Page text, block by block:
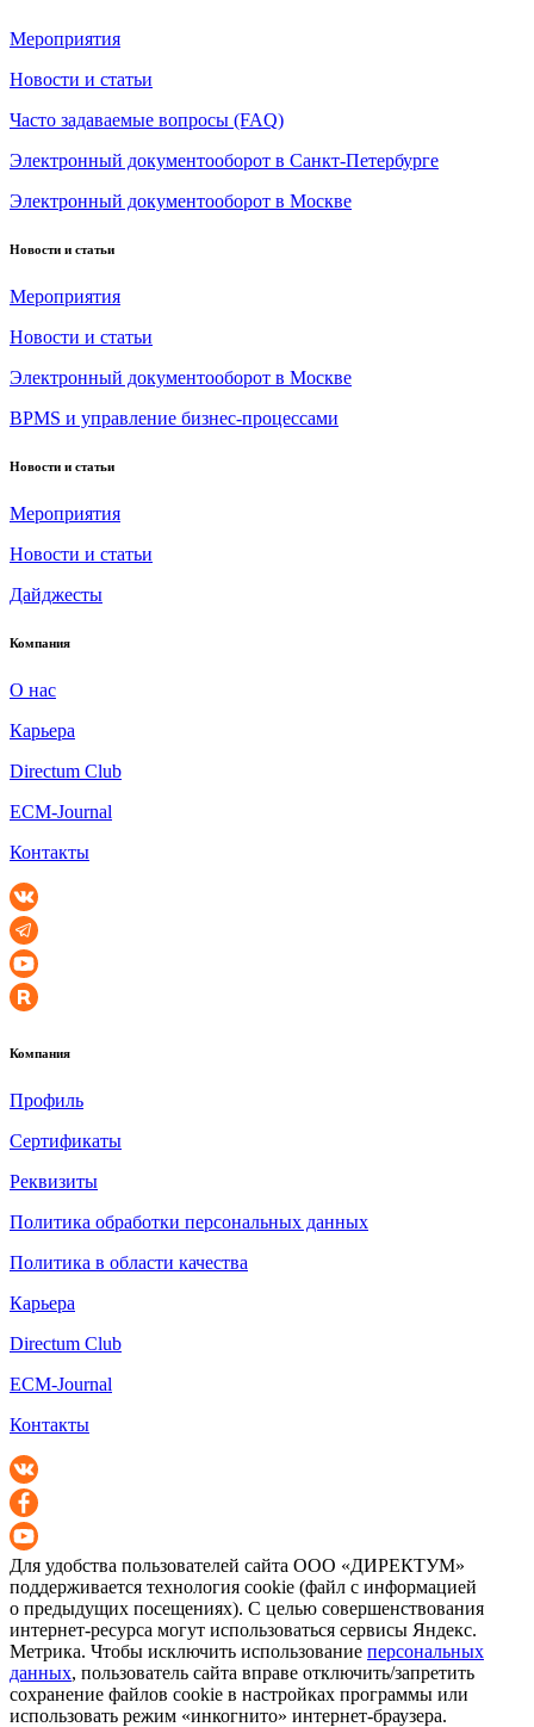
Мероприятия
Новости и статьи
Часто задаваемые вопросы (FAQ)
Электронный документооборот в Санкт-Петербурге
Электронный документооборот в Москве
Новости и статьи
Мероприятия
Новости и статьи
Электронный документооборот в Москве
BPMS и управление бизнес-процессами
Новости и статьи
Мероприятия
Новости и статьи
Дайджесты
Компания
О нас
Карьера
Directum Club
ECM-Journal
Контакты
Компания
Профиль
Сертификаты
Реквизиты
Политика обработки персональных данных
Политика в области качества
Карьера
Directum Club
ECM-Journal
Контакты
Для удобства пользователей сайта ООО «ДИРЕКТУМ»
поддерживается технология cookie (файл с информацией
о предыдущих посещениях). С целью совершенствования
интернет-ресурса могут использоваться сервисы Яндекс.
Метрика. Чтобы исключить использование персональных
данных, пользователь сайта вправе отключить/запретить
сохранение файлов cookie в настройках программы или
использовать режим «инкогнито» интернет-браузера.